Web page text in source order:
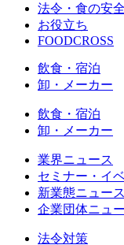
法令・食の安全
お役立ち
FOODCROSS
飲食・宿泊
卸・メーカー
飲食・宿泊
卸・メーカー
業界ニュース
セミナー・イ
新業態ニュース
企業団体ニュ
法令対策